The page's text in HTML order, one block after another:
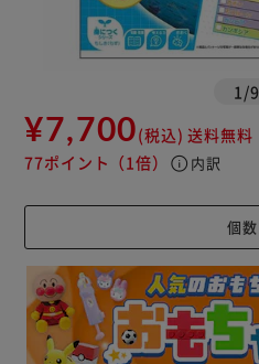
1 /9
¥7,700(税込) 送料無料
77ポイント （1倍） info 内訳